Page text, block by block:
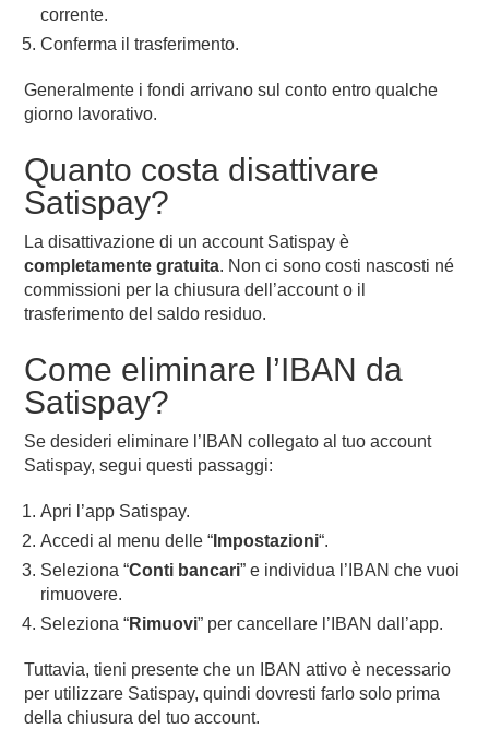
corrente.
Conferma il trasferimento.
Generalmente i fondi arrivano sul conto entro qualche
giorno lavorativo.
Quanto costa disattivare
Satispay?
La disattivazione di un account Satispay è
completamente gratuita. Non ci sono costi nascosti né
commissioni per la chiusura dell’account o il
trasferimento del saldo residuo.
Come eliminare l’IBAN da
Satispay?
Se desideri eliminare l’IBAN collegato al tuo account
Satispay, segui questi passaggi:
Apri l’app Satispay.
Accedi al menu delle “ Impostazioni“.
Seleziona “Conti bancari” e individua l’IBAN che vuoi
rimuovere.
Seleziona “Rimuovi” per cancellare l’IBAN dall’app.
Tuttavia, tieni presente che un IBAN attivo è necessario
per utilizzare Satispay, quindi dovresti farlo solo prima
della chiusura del tuo account.